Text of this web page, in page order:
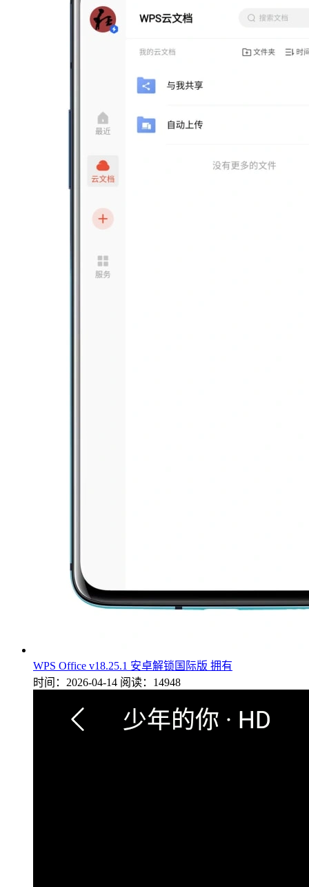
WPS Office v18.25.1 安卓解锁国际版 拥有
时间：2026-04-14 阅读：14948